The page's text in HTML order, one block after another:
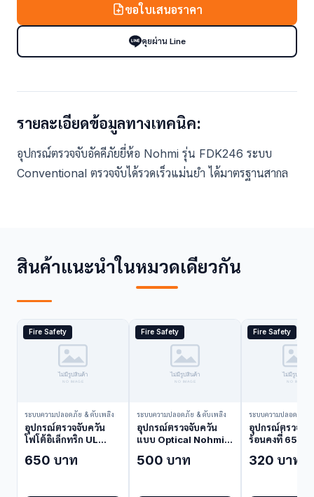
ขอใบเสนอราคา
คุยผ่าน Line
รายละเอียดข้อมูลทางเทคนิค:
อุปกรณ์ตรวจจับอัคคีภัยยี่ห้อ Nohmi รุ่น FDK246 ระบบ
Conventional ตรวจจับได้รวดเร็วแม่นยำ ได้มาตรฐานสากล
สินค้าแนะนำในหมวดเดียวกัน
Fire Safety
ระบบความปลอดภัย & ดับเพลิง
อุปกรณ์ตรวจจับควัน
โฟโต้อิเล็กทริก UL
FDKU634-D-X
650 บาท
Fire Safety
ระบบความปลอดภัย & ดับเพลิง
อุปกรณ์ตรวจจับควัน
แบบ Optical Nohmi
Detector)
500 บาท
Fire Safety
ระบบความปลอดภัย &
อุปกรณ์ตรวจจับ
ร้อนคงที่ 65C
(Heat
320 บาท